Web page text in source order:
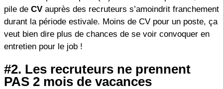
pile de CV auprès des recruteurs s’amoindrit franchement
durant la période estivale. Moins de CV pour un poste, ça
veut bien dire plus de chances de se voir convoquer en
entretien pour le job !
#2. Les recruteurs ne prennent
PAS 2 mois de vacances